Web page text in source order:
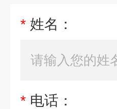
* 姓名：
* 电话：